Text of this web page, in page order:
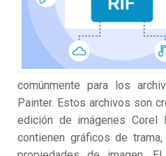
comúnmente para los
Painter. Estos archivos son
edición de imágenes Corel
contienen gráficos de